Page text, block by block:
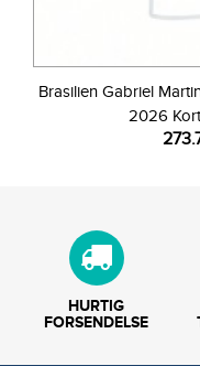
Brasilien Gabriel
2026
HURTIG
FORSENDELSE